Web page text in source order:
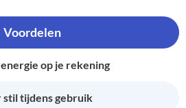
Voordelen
op je rekening
stil tijdens gebruik